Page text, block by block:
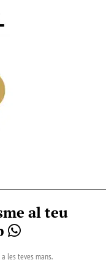
al teu
les teves mans.